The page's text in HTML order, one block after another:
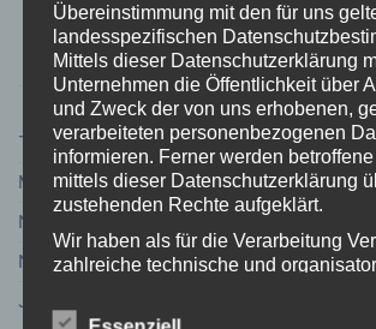
AKTUELLE
Termine
Mitgliedschaft
Naturschutz
Nützliche Links
Jungangler
Übereinstimmung mit den für uns
landesspezifischen
Mittels dieser Datenschutzerklärung
Unternehmen die Öffentlichkeit über
und Zweck der von uns erhobenen,
verarbeiteten personenbezogenen
informieren. Ferner werden
mittels dieser Datenschutzerklärung
zustehenden Rechte aufgeklärt.
Wir haben als für die Verarbeitung
zahlreiche technische und
lückenlosen Schutz der über diese